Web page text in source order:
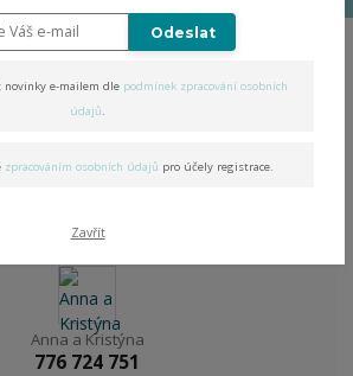
Potřebujete poradit?
Anna a Kristýna
776 724 751
Odeslat
e-mailem dle podmínek zpracování osobních
údajů.
zpracováním osobních údajů pro účely registrace.
Zavřít